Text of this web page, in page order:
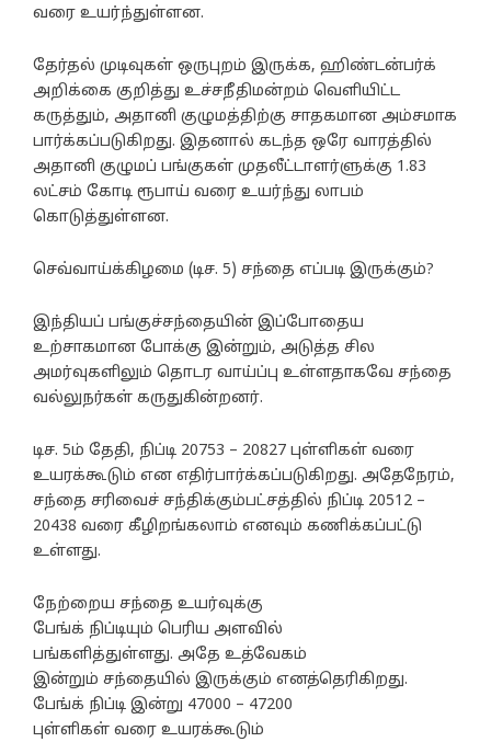
வரை உயர்ந்துள்ளன.
தேர்தல் முடிவுகள் ஒருபுறம் இருக்க, ஹிண்டன்பர்க்
அறிக்கை குறித்து உச்சநீதிமன்றம் வெளியிட்ட
கருத்தும், அதானி குழுமத்திற்கு சாதகமான அம்சமாக
பார்க்கப்படுகிறது. இதனால் கடந்த ஒரே வாரத்தில்
அதானி குழுமப் பங்குகள் முதலீட்டாளர்ளுக்கு 1.83
லட்சம் கோடி ரூபாய் வரை உயர்ந்து லாபம்
கொடுத்துள்ளன.
செவ்வாய்க்கிழமை (டிச. 5) சந்தை எப்படி இருக்கும்?
இந்தியப் பங்குச்சந்தையின் இப்போதைய
உற்சாகமான போக்கு இன்றும், அடுத்த சில
அமர்வுகளிலும் தொடர வாய்ப்பு உள்ளதாகவே சந்தை
வல்லுநர்கள் கருதுகின்றனர்.
டிச. 5ம் தேதி, நிப்டி 20753 – 20827 புள்ளிகள் வரை
உயரக்கூடும் என எதிர்பார்க்கப்படுகிறது. அதேநேரம்,
சந்தை சரிவைச் சந்திக்கும்பட்சத்தில் நிப்டி 20512 –
20438 வரை கீழிறங்கலாம் எனவும் கணிக்கப்பட்டு
உள்ளது.
நேற்றைய சந்தை உயர்வுக்கு
பேங்க் நிப்டியும் பெரிய அளவில்
பங்களித்துள்ளது. அதே உத்வேகம்
இன்றும் சந்தையில் இருக்கும் எனத்தெரிகிறது.
பேங்க் நிப்டி இன்று 47000 – 47200
புள்ளிகள் வரை உயரக்கூடும்